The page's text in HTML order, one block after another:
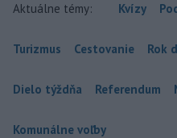
Aktuálne témy: Kvízy
Turizmus Cestovanie Rok
Dielo týždňa Referendum
Komunálne voľby